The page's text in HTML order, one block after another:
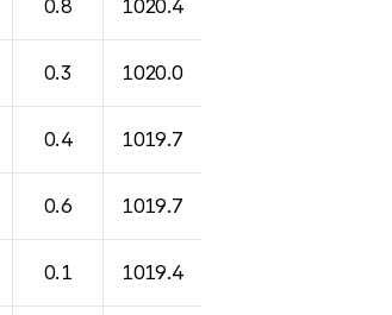
0.8 1020.4
0.3 1020.0
0.4 1019.7
0.6 1019.7
0.1 1019.4